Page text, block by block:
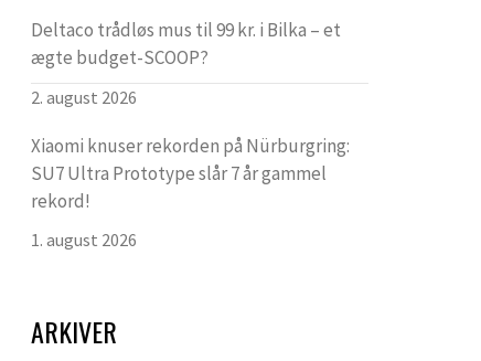
Deltaco trådløs mus til 99 kr. i Bilka – et
ægte budget-SCOOP?
2. august 2026
Xiaomi knuser rekorden på Nürburgring:
SU7 Ultra Prototype slår 7 år gammel
rekord!
1. august 2026
ARKIVER